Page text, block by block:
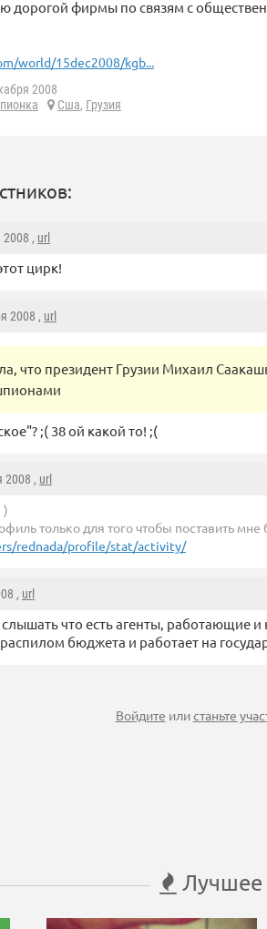
дорогой фирмы по связям с
world/15dec2008/kgb...
2008
Сша, Грузия
, url
цирк!
2008 , url
что президент Грузии Михаил
;( 38 ой какой то! ;(
2008 , url
)
только для того чтобы поставить мне
rednada/profile/stat/activity/
, url
что есть агенты, работающие и
распилом бюджета и работает на
Войдите илистаньте
Лучшее